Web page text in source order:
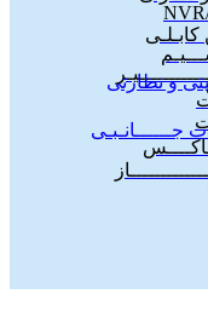
کابـلـی
و نظارتی
جــــــانـبـی